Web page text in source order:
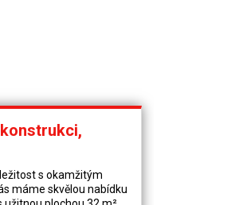
s okamžitým
máme skvělou nabídku